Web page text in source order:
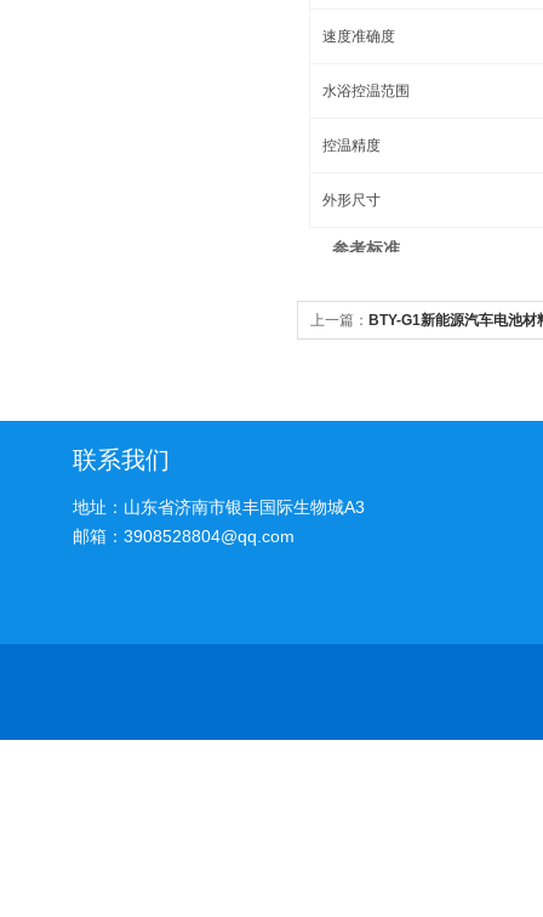
速度准确度
水浴控温范围
控温精度
外形尺寸
参考标准
上一篇： BTY-G1新能源汽车电池材
联系我们
地址：山东省济南市银丰国际生物城A3
邮箱：3908528804@qq.com